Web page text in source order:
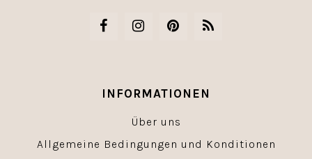
INFORMATIONEN
Über uns
Allgemeine Bedingungen und Konditionen